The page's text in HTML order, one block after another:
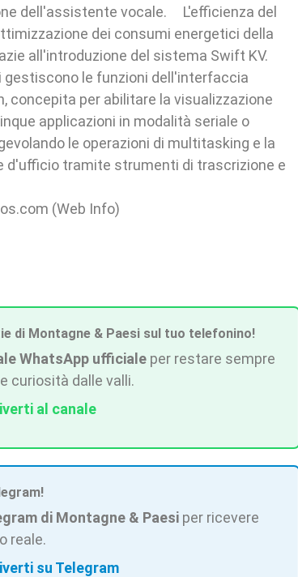
dell'assistente vocale. L'efficienza del
dei consumi energetici della
all'introduzione del sistema Swift KV.
le funzioni dell'interfaccia
concepita per abilitare la visualizzazione
applicazioni in modalità seriale o
le operazioni di multitasking e la
d'ufficio tramite strumenti di trascrizione e
(Web Info)
di Montagne & Paesi sul tuo telefonino!
WhatsApp ufficiale per restare sempre
curiosità dalle valli.
al canale
di Montagne & Paesi per ricevere
reale.
su Telegram